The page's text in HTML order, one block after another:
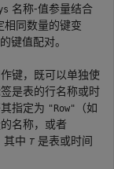
名称-值参量结合
相同数量的键变
键值配对。
键，既可以单独使
是表的行名称或时
指定为 "Row"
（如
名称，或者
其中 T 是表或时间